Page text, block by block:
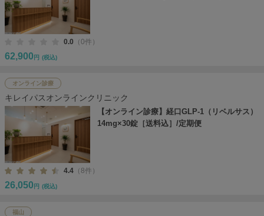
0.0 （0件）
62,900 円 (税込)
オンライン診療
キレイパスオンラインクリニック
【オンライン診療】経口GLP-1（リベルサス）
14mg×30錠［送料込］/定期便
4.4 （8件）
26,050 円 (税込)
福山